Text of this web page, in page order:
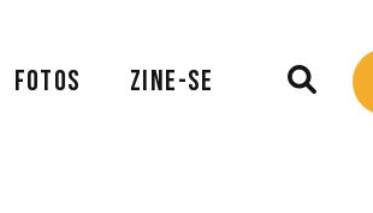
FOTOS ZINE-SE